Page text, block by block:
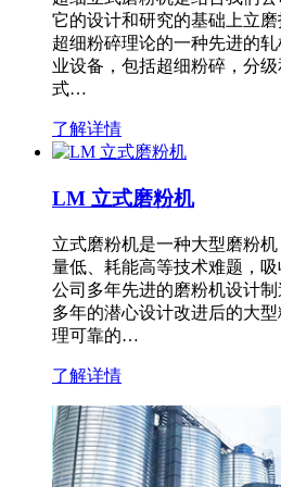
它的设计和研究的基础上立
超细粉碎理论的一种先进的
业设备，包括超细粉碎，分
式…
了解详情
LM 立式磨粉机
立式磨粉机是一种大型磨粉
量低、耗能高等技术难题，
公司多年先进的磨粉机设计
多年的潜心设计改进后的大
理可靠的…
了解详情